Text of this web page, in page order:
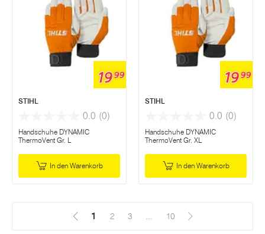
1999
STIHL
0.0 (0)
Handschuhe DYNAMIC
ThermoVent Gr. L
In den Warenkorb
1999
STIHL
0.0 (0)
Handschuhe DYNAMIC
ThermoVent Gr. XL
In den Warenkorb
1 (Aktuell)
2 3 10